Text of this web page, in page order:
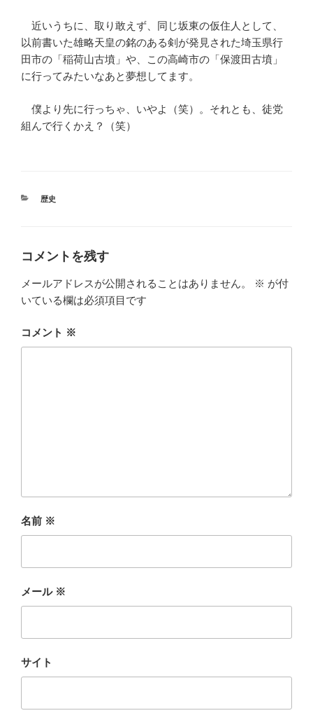
近いうちに、取り敢えず、同じ坂東の仮住人として、
以前書いた雄略天皇の銘のある剣が発見された埼玉県行
田市の「稲荷山古墳」や、この高崎市の「保渡田古墳」
に行ってみたいなあと夢想してます。
僕より先に行っちゃ、いやよ（笑）。それとも、徒党
組んで行くかえ？（笑）
カ
歴史
コメントを残す
メールアドレスが公開されることはありません。 ※ が付
いている欄は必須項目です
コメント ※
名前 ※
メール ※
サイト